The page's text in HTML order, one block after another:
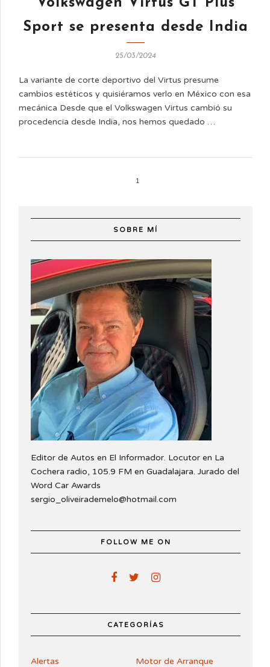
Volkswagen Virtus GT Plus
Sport se presenta desde India
25/03/2024
La variante de corte deportivo del Virtus presume
cambios estéticos y quisiéramos verlo en México con esa
mecánica Desde que el Volkswagen Virtus cambió su
procedencia desde India, nos hemos quedado …
1
SOBRE MÍ
Editor de Autos en El Informador. Locutor en La
Cochera radio, 105.9 FM en Guadalajara. Jurado del
Word Car Awards
sergio_oliveirademelo@hotmail.com
FOLLOW ME ON
CATEGORÍAS
Alertas Motor de Arranque